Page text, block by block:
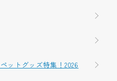
ットグッズ特集！2026